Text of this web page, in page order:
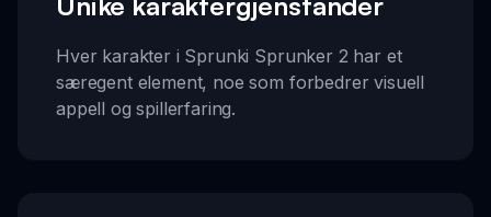
Hver karakter i Sprunki Sprunker 2 har et
særegent element, noe som forbedrer visuell
appell og spillerfaring.